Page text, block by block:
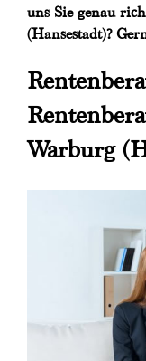
uns Sie genau
(Hansestadt)?
Warburg